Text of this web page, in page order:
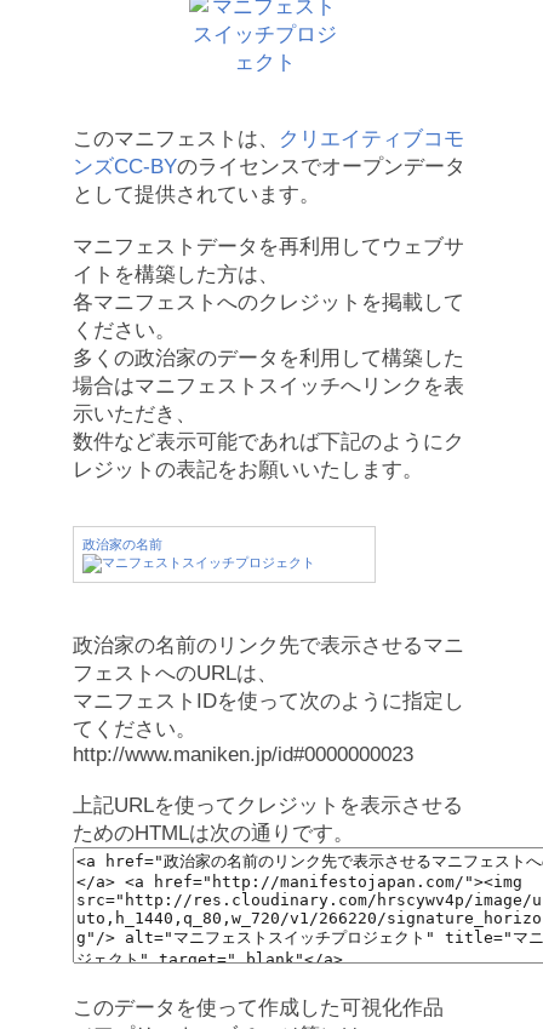
このマニフェストは、
クリエイティブコモ
ンズCC-BYのライセンスでオープンデータ
として提供されています。
マニフェストデータを再利用してウェブサ
イトを構築した方は、
各マニフェストへのクレジットを掲載して
ください。
多くの政治家のデータを利用して構築した
場合はマニフェストスイッチへリンクを表
示いただき、
数件など表示可能であれば下記のようにク
レジットの表記をお願いいたします。
政治家の名前
政治家の名前のリンク先で表示させるマニ
フェストへのURLは、
マニフェストIDを使って次のように指定し
てください。
http://www.maniken.jp/id#0000000023
上記URLを使ってクレジットを表示させる
ためのHTMLは次の通りです。
このデータを使って作成した可視化作品